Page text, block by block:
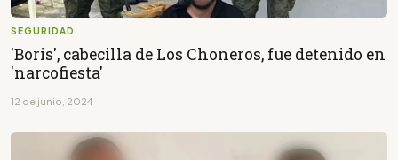
SEGURIDAD
'Boris', cabecilla de Los Choneros, fue detenido en
'narcofiesta'
12 de junio, 2024